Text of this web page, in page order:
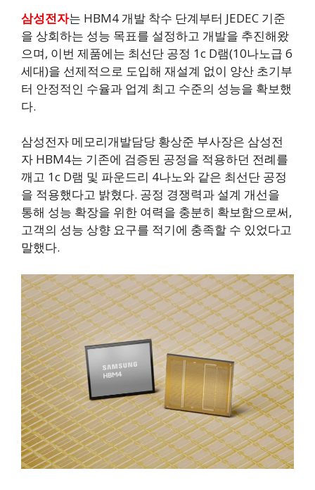
삼성전자는 HBM4 개발 착수 단계부터 JEDEC 기준
을 상회하는 성능 목표를 설정하고 개발을 추진해왔
으며, 이번 제품에는 최선단 공정 1c D램(10나노급 6
세대)을 선제적으로 도입해 재설계 없이 양산 초기부
터 안정적인 수율과 업계 최고 수준의 성능을 확보했
다.
삼성전자 메모리개발담당 황상준 부사장은 삼성전
자 HBM4는 기존에 검증된 공정을 적용하던 전례를
깨고 1c D램 및 파운드리 4나노와 같은 최선단 공정
을 적용했다고 밝혔다. 공정 경쟁력과 설계 개선을
통해 성능 확장을 위한 여력을 충분히 확보함으로써,
고객의 성능 상향 요구를 적기에 충족할 수 있었다고
말했다.